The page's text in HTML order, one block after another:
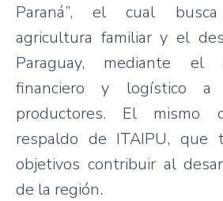
Paraná”, el cual
agricultura familiar y el
Paraguay, mediante el
financiero y logístico a
productores. El mismo
respaldo de ITAIPU, que
objetivos contribuir al
de la región.